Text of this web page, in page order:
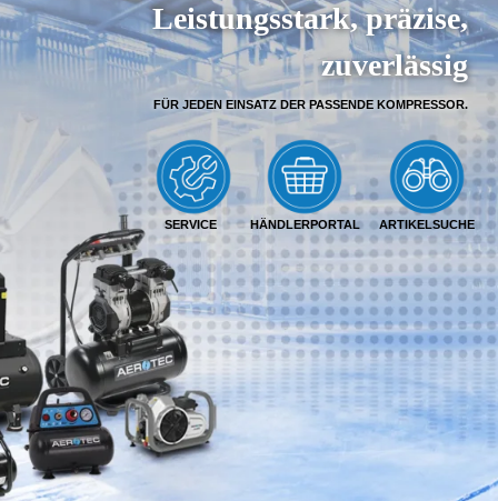
FÜR JEDEN EINSATZ DER PASSENDE KOMPRESSOR.
SERVICE
Leistungsstark, präzise,
zuverlässig
HÄNDLERPORTAL ARTIKELSUCHE